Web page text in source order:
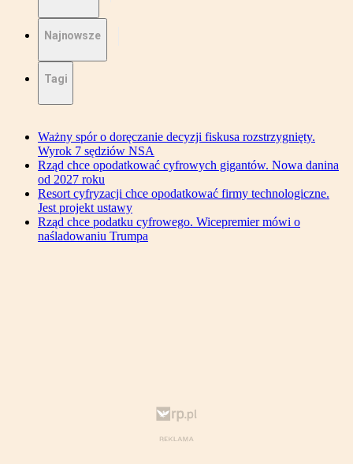
Najnowsze
Tagi
Ważny spór o doręczanie decyzji fiskusa rozstrzygnięty.
Wyrok 7 sędziów NSA
Rząd chce opodatkować cyfrowych gigantów. Nowa danina
od 2027 roku
Resort cyfryzacji chce opodatkować firmy technologiczne.
Jest projekt ustawy
Rząd chce podatku cyfrowego. Wicepremier mówi o
naśladowaniu Trumpa